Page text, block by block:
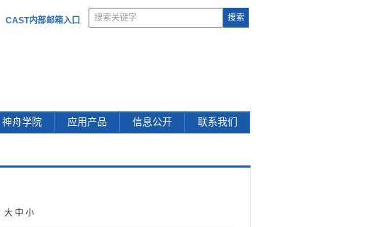
CAST内部邮箱入口
神舟学院 应用产品 信息公开 联系我们
大 中 小